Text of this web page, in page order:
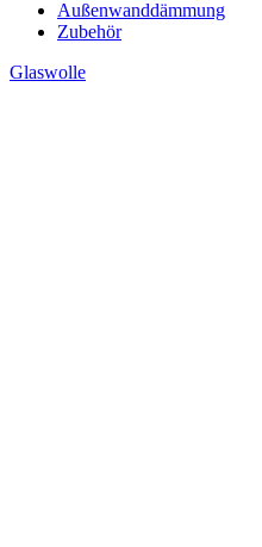
Außenwanddämmung
Zubehör
Glaswolle